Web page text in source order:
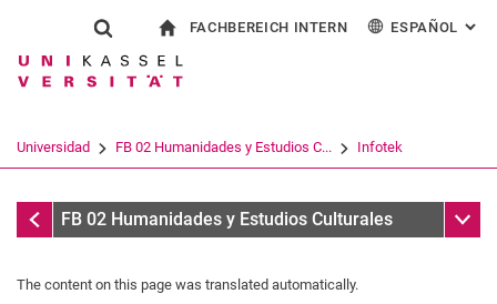
Jump directly to: content
Jump directly to: search
Jump directly to: main
Show search form
Search term
Search (opens an external link in a
FACHBEREICH INTERN ESPAÑOL :
Universidad FB 02 Humanidades y Estudios C... Infotek
InfotekFB 02 Humanidades y Estudios Culturales Sub
The content on this page was translated automatically.